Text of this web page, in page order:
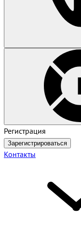
Регистрация
Зарегистрироваться
Контакты